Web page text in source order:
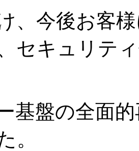
、今後お客
セキュリテ
基盤の全面
。